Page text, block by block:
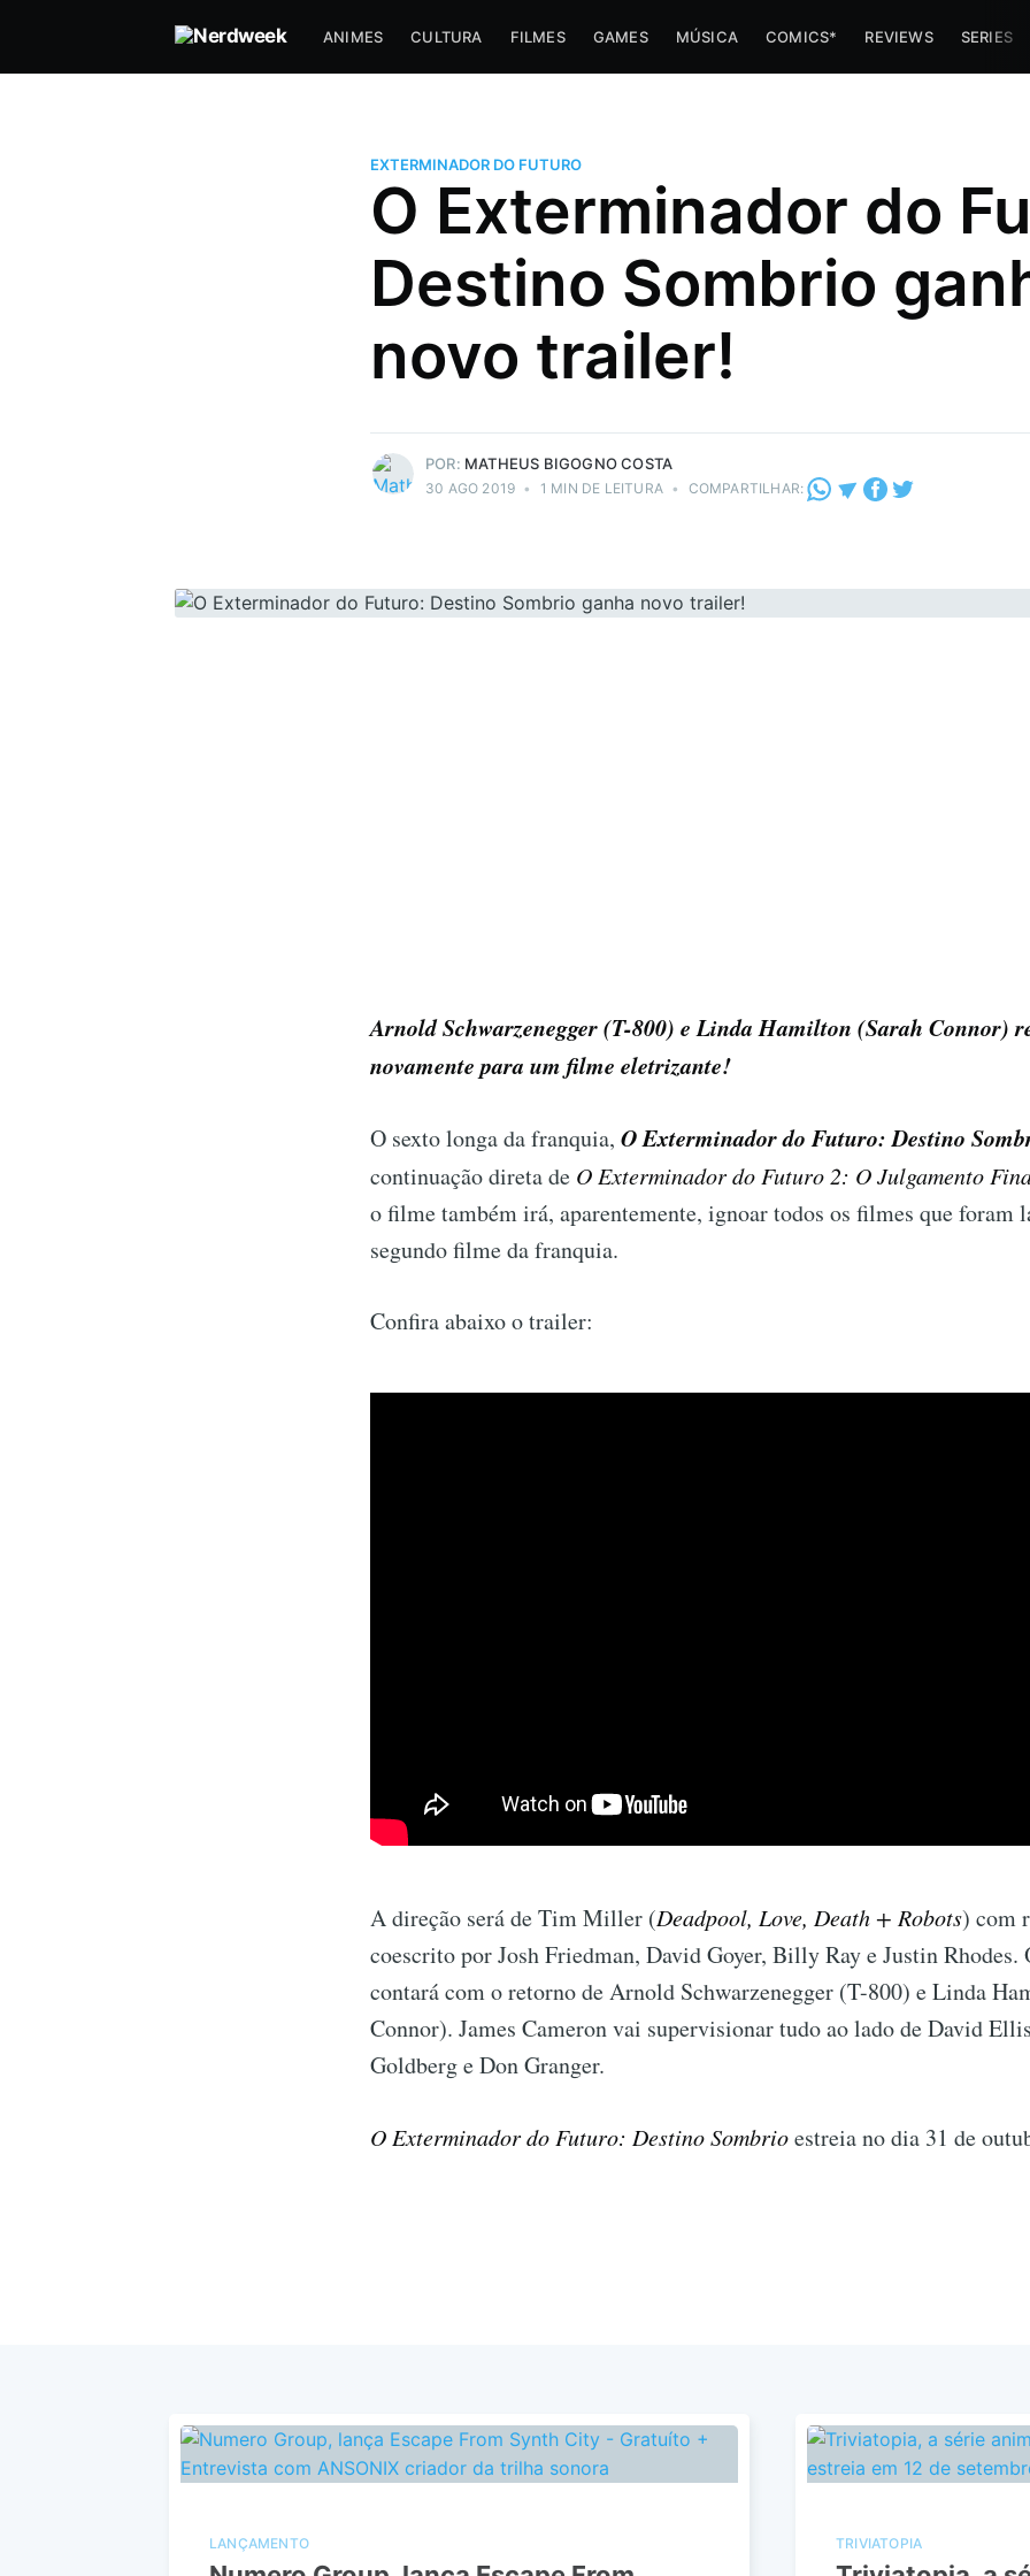
ANIMES CULTURA FILMES GAMES MÚSICA COMICS* REVIEWS SERIES
EXTERMINADOR DO FUTURO
O Exterminador do
Destino Sombrio
novo trailer!
Formado em Jogos Digitais, mas minha
maior paixão está sendo escrever sobre a
indústria de jogos e toda a indústria de e-
sports que está crescendo a todo vapor
no país. Nerd e Geek por natureza!
POR: MATHEUS BIGOGNO COSTA
30 AGO 2019 • 1 MIN DE LEITURA • COMPARTILHAR:
Arnold Schwarzenegger (T-800) e Linda Hamilton (Sarah Connor)
novamente para um filme eletrizante!
O sexto longa da franquia, O Exterminador do Futuro: Destino
continuação direta de O Exterminador do Futuro 2: O Julgamento
o filme também irá, aparentemente, ignoar todos os filmes que foram
segundo filme da franquia.
Confira abaixo o trailer:
A direção será de Tim Miller (Deadpool, Love, Death + Robots) com
coescrito por Josh Friedman, David Goyer, Billy Ray e Justin Rhodes.
contará com o retorno de Arnold Schwarzenegger (T-800) e Linda
Connor). James Cameron vai supervisionar tudo ao lado de David
Goldberg e Don Granger.
O Exterminador do Futuro: Destino Sombrioestreia no dia 31 de
LANÇAMENTO TRIVIATOPIA